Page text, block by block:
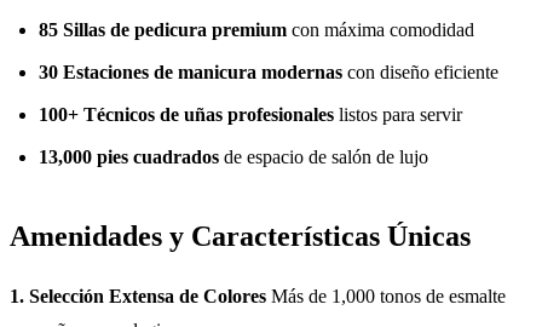
85 Sillas de pedicura premium con máxima comodidad
30 Estaciones de manicura modernas con diseño eficiente
100+ Técnicos de uñas profesionales listos para servir
13,000 pies cuadrados de espacio de salón de lujo
Amenidades y Características Únicas
1. Selección Extensa de Colores Más de 1,000 tonos de esmalte